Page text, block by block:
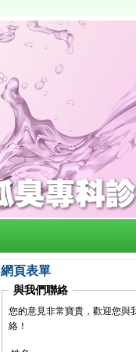
網頁表單
與我們聯絡
您的意見非常寶貴，歡迎您與
絡！